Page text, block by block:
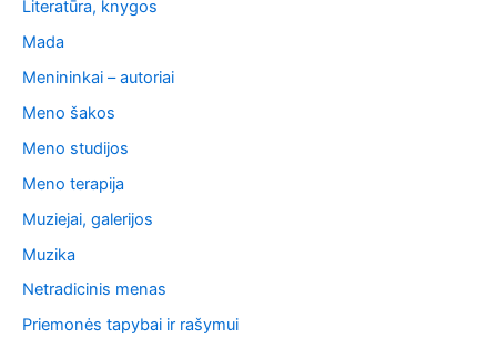
Literatūra, knygos
Mada
Menininkai – autoriai
Meno šakos
Meno studijos
Meno terapija
Muziejai, galerijos
Muzika
Netradicinis menas
Priemonės tapybai ir rašymui